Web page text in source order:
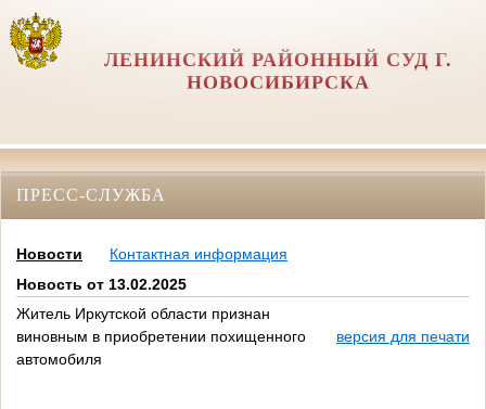
ЛЕНИНСКИЙ РАЙОННЫЙ СУД Г.
НОВОСИБИРСКА
ПРЕСС-СЛУЖБА
Новости
Контактная информация
Новость от 13.02.2025
Житель Иркутской области признан
виновным в приобретении похищенного
автомобиля
версия для печати